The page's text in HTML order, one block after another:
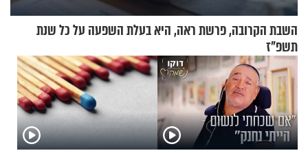
השבת הקרובה, פרשת ראה, היא בעלת השפעה על כל שנת
תשפ"ז